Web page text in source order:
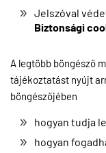
Jelszóval
Biztonsági
A legtöbb böngésző
tájékoztatást nyújt
böngészőjében
hogyan tudja
hogyan